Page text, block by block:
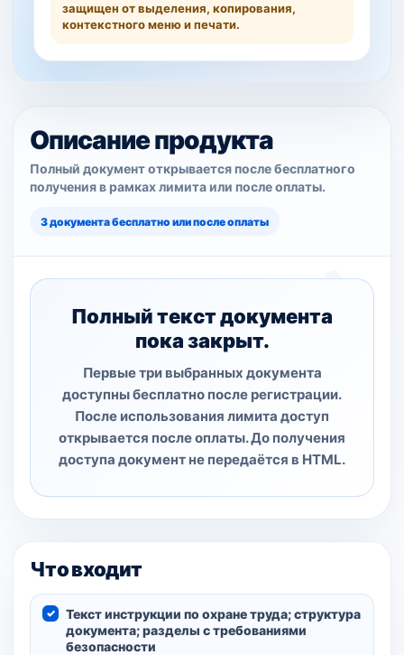
защищен от выделения, копирования,
контекстного меню и печати.
Описание продукта
Полный документ открывается после бесплатного
получения в рамках лимита или после оплаты.
3 документа бесплатно или после оплаты
Полный текст документа
пока закрыт.
Первые три выбранных документа
доступны бесплатно после регистрации.
После использования лимита доступ
открывается после оплаты. До получения
доступа документ не передаётся в HTML.
Что входит
Текст инструкции по охране труда; структура
документа; разделы с требованиями
безопасности